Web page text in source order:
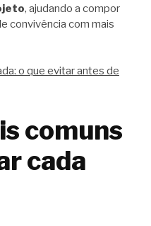
, ajudando a compor
convivência com mais
o que evitar antes de
comuns
cada